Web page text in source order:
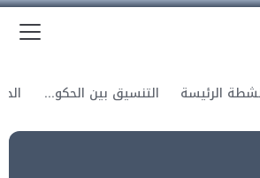
الرئيسة التنسيق بين الحكومة والمجلس